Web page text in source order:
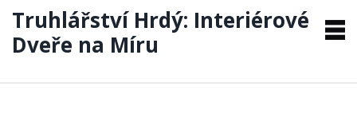
Truhlářství Hrdý: Interiérové
Dveře na Míru